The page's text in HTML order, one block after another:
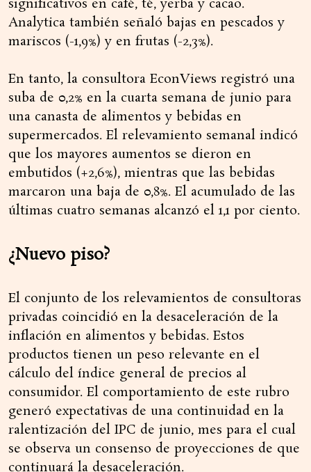
significativos en café, té, yerba y cacao.
Analytica también señaló bajas en pescados y
mariscos (-1,9%) y en frutas (-2,3%).
En tanto, la consultora EconViews registró una
suba de 0,2% en la cuarta semana de junio para
una canasta de alimentos y bebidas en
supermercados. El relevamiento semanal indicó
que los mayores aumentos se dieron en
embutidos (+2,6%), mientras que las bebidas
marcaron una baja de 0,8%. El acumulado de las
últimas cuatro semanas alcanzó el 1,1 por ciento.
¿Nuevo piso?
El conjunto de los relevamientos de consultoras
privadas coincidió en la desaceleración de la
inflación en alimentos y bebidas. Estos
productos tienen un peso relevante en el
cálculo del índice general de precios al
consumidor. El comportamiento de este rubro
generó expectativas de una continuidad en la
ralentización del IPC de junio, mes para el cual
se observa un consenso de proyecciones de que
continuará la desaceleración.